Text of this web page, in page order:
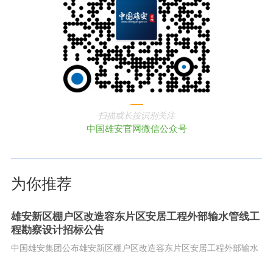
扫描或长按识别关注
中国雄安官网微信公众号
为你推荐
雄安新区棚户区改造容东片区安居工程外部输水管线工
程勘察设计招标公告
中国雄安集团公布雄安新区棚户区改造容东片区安居工程外部输水